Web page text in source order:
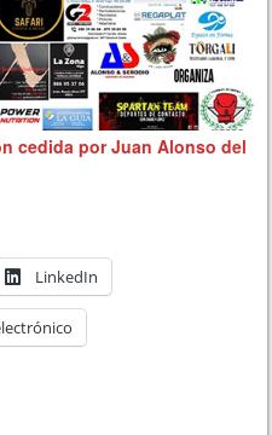
cedida por Juan Alonso del
LinkedIn